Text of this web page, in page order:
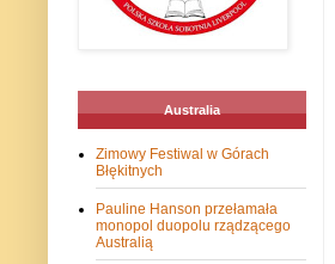
Australia
Zimowy Festiwal w Górach
Błękitnych
Pauline Hanson przełamała
monopol duopolu rządzącego
Australią